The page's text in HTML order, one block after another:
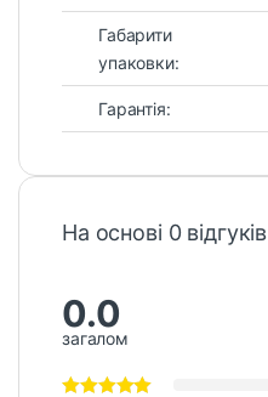
Габарити
упаковки:
Гарантія:
На основі 0 відгуків
0.0
загалом